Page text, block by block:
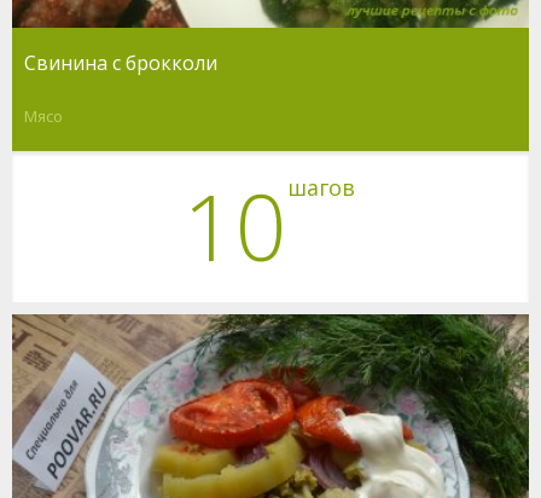
Свинина с брокколи
Мясо
10 шагов